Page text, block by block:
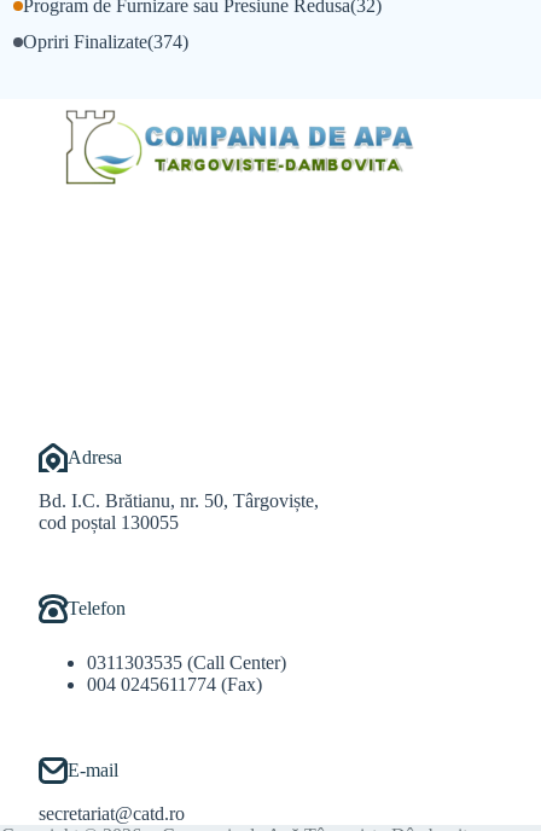
Opriri Finalizate(374)
Program de Furnizare sau Presiune Redusa(32)
Adresa
Bd. I.C. Brătianu, nr. 50, Târgoviște,
cod poștal 130055
Telefon
0311303535 (Call Center)
004 0245611774 (Fax)
E-mail
secretariat@catd.ro